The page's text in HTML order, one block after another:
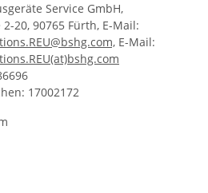
Service GmbH,
20, 90765 Fürth, E-Mail:
E-Mail:
17002172